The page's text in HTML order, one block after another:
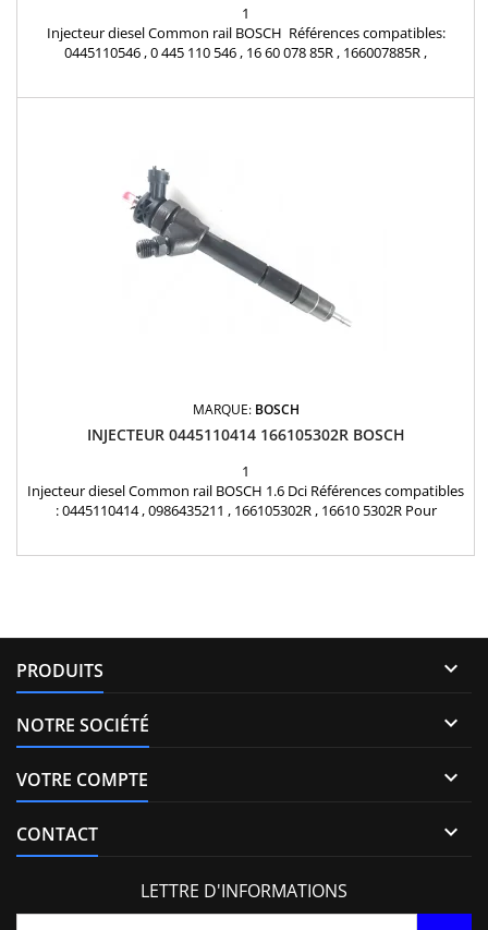
1
Injecteur diesel Common rail BOSCH Références compatibles:
0445110546 , 0 445 110 546 , 16 60 078 85R , 166007885R ,
MARQUE: BOSCH
INJECTEUR 0445110414 166105302R BOSCH
1
Injecteur diesel Common rail BOSCH 1.6 Dci Références compatibles
: 0445110414 , 0986435211 , 166105302R , 16610 5302R Pour
PRODUITS 
NOTRE SOCIÉTÉ 
VOTRE COMPTE 
CONTACT 
LETTRE D'INFORMATIONS